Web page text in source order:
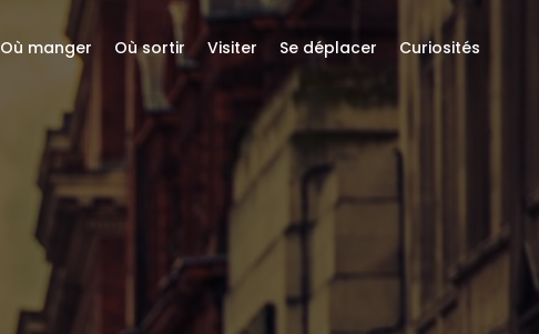
Où manger Où sortir Visiter Se déplacer Curiosités